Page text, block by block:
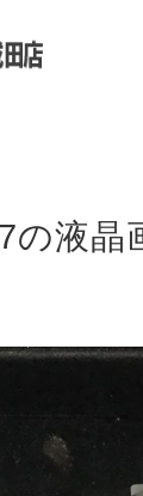
の液晶